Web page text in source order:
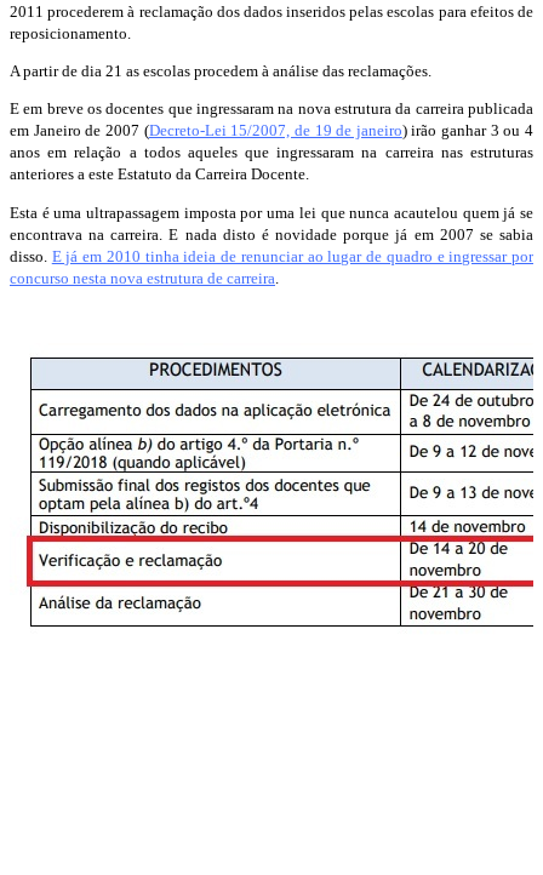
2011 procederem à reclamação dos dados inseridos pelas escolas para efeitos de
reposicionamento.
A partir de dia 21 as escolas procedem à análise das reclamações.
E em breve os docentes que ingressaram na nova estrutura da carreira publicada
em Janeiro de 2007 (Decreto-Lei 15/2007, de 19 de janeiro) irão ganhar 3 ou 4
anos em relação a todos aqueles que ingressaram na carreira nas estruturas
anteriores a este Estatuto da Carreira Docente.
Esta é uma ultrapassagem imposta por uma lei que nunca acautelou quem já se
encontrava na carreira. E nada disto é novidade porque já em 2007 se sabia
disso. E já em 2010 tinha ideia de renunciar ao lugar de quadro e ingressar por
concurso nesta nova estrutura de carreira